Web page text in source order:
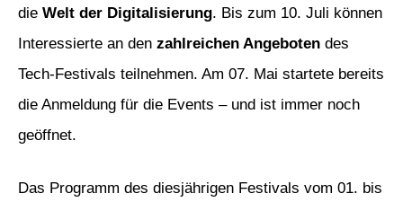
die Welt der Digitalisierung. Bis zum 10. Juli können
Interessierte an den zahlreichen Angeboten des
Tech-Festivals teilnehmen. Am 07. Mai startete bereits
die Anmeldung für die Events – und ist immer noch
geöffnet.
Das Programm des diesjährigen Festivals vom 01. bis